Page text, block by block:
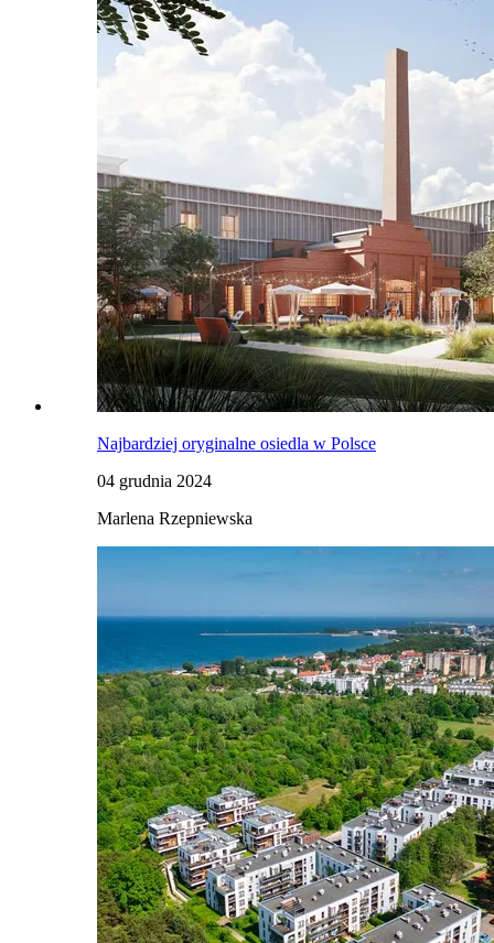
Najbardziej oryginalne osiedla w Polsce
04 grudnia 2024
Marlena Rzepniewska